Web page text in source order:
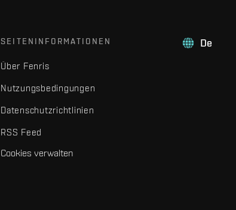
De
SEITENINFORMATIONEN
Über Fenris
Nutzungsbedingungen
Datenschutzrichtlinien
RSS Feed
Cookies verwalten